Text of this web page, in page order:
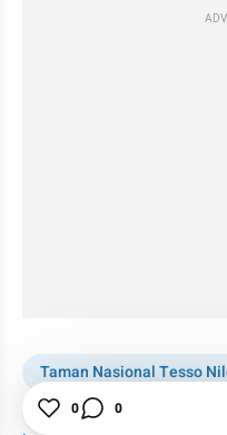
Taman Nasional Tesso
Hutan
Kearifan Lokal
0 0